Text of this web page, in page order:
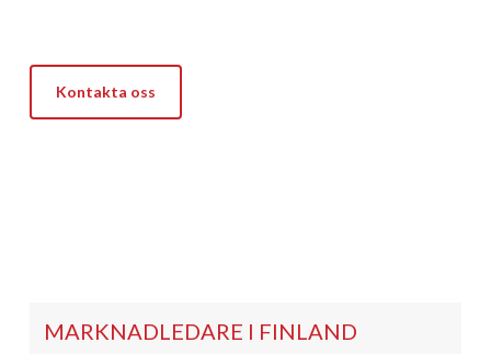
Kontakta oss
MARKNADLEDARE I FINLAND